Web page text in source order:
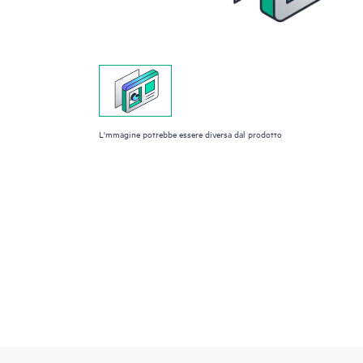
L'mmagine potrebbe essere diversa dal prodotto